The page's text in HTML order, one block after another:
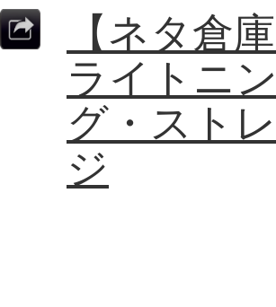
【ネタ倉庫
ライトニン
グ・スト
ジ